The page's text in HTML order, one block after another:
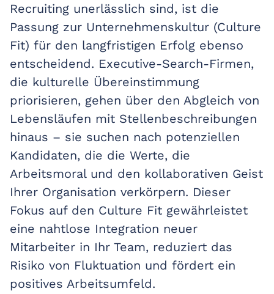
Recruiting unerlässlich sind, ist die
Passung zur Unternehmenskultur (Culture
Fit) für den langfristigen Erfolg ebenso
entscheidend. Executive-Search-Firmen,
die kulturelle Übereinstimmung
priorisieren, gehen über den Abgleich von
Lebensläufen mit Stellenbeschreibungen
hinaus – sie suchen nach potenziellen
Kandidaten, die die Werte, die
Arbeitsmoral und den kollaborativen Geist
Ihrer Organisation verkörpern. Dieser
Fokus auf den Culture Fit gewährleistet
eine nahtlose Integration neuer
Mitarbeiter in Ihr Team, reduziert das
Risiko von Fluktuation und fördert ein
positives Arbeitsumfeld.